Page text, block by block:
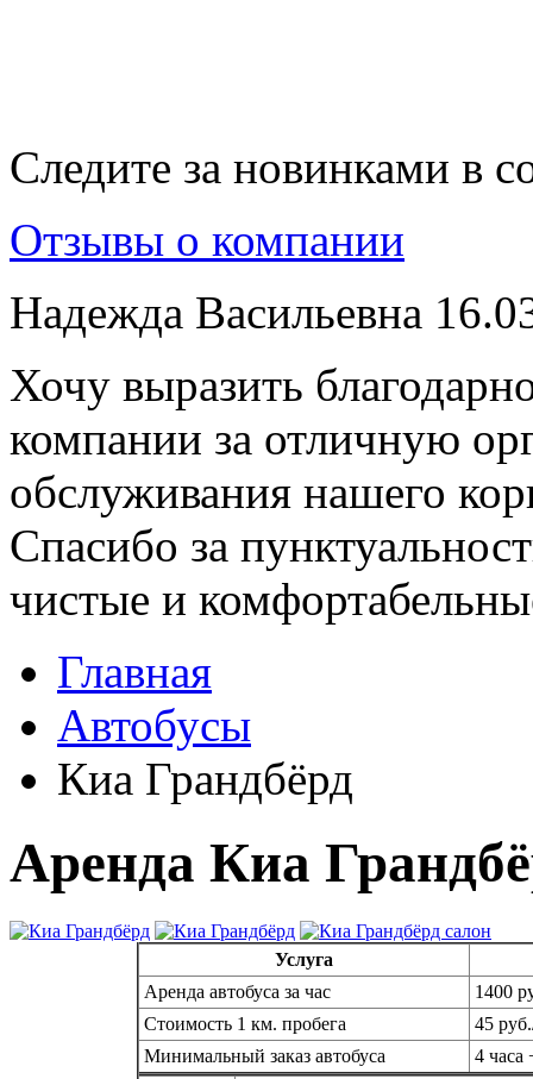
Следите за новинками в
Отзывы о компании
Надежда Васильевна
Хочу выразить
компании за отличную
обслуживания нашего
Спасибо за
чистые и
Главная
Автобусы
Киа Грандбёрд
Аренда Киа
Услуга
Аренда автобуса за час
1400
Стоимость 1 км. пробега
45
Минимальный заказ автобуса
4 часа